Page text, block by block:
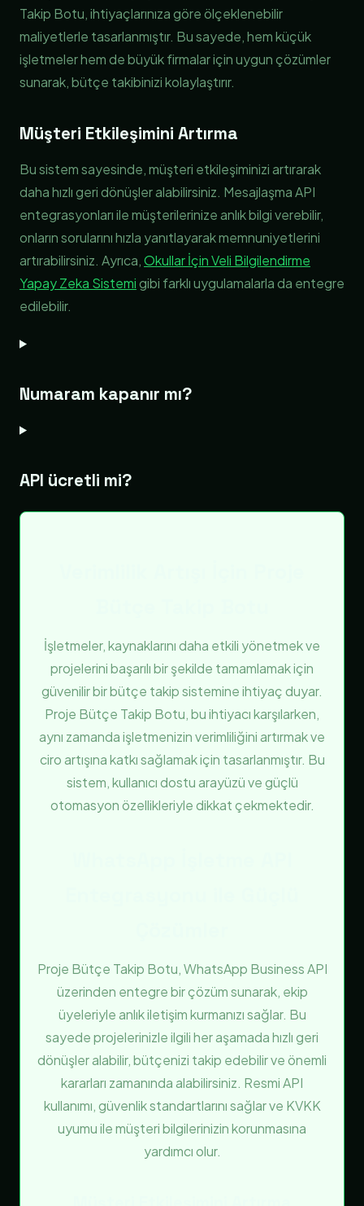
Takip Botu, ihtiyaçlarınıza göre ölçeklenebilir
maliyetlerle tasarlanmıştır. Bu sayede, hem küçük
işletmeler hem de büyük firmalar için uygun çözümler
sunarak, bütçe takibinizi kolaylaştırır.
Müşteri Etkileşimini Artırma
Bu sistem sayesinde, müşteri etkileşiminizi artırarak
daha hızlı geri dönüşler alabilirsiniz. Mesajlaşma API
entegrasyonları ile müşterilerinize anlık bilgi verebilir,
onların sorularını hızla yanıtlayarak memnuniyetlerini
artırabilirsiniz. Ayrıca,Okullar İçin Veli Bilgilendirme
Yapay Zeka Sistemigibi farklı uygulamalarla da entegre
edilebilir.
Numaram kapanır mı?
API ücretli mi?
İşletmeler, kaynaklarını daha etkili yönetmek ve
projelerini başarılı bir şekilde tamamlamak için
güvenilir bir bütçe takip sistemine ihtiyaç duyar.
Proje Bütçe Takip Botu, bu ihtiyacı karşılarken,
aynı zamanda işletmenizin verimliliğini artırmak ve
ciro artışına katkı sağlamak için tasarlanmıştır. Bu
sistem, kullanıcı dostu arayüzü ve güçlü
otomasyon özellikleriyle dikkat çekmektedir.
Proje Bütçe Takip Botu, WhatsApp Business API
üzerinden entegre bir çözüm sunarak, ekip
üyeleriyle anlık iletişim kurmanızı sağlar. Bu
sayede projelerinizle ilgili her aşamada hızlı geri
dönüşler alabilir, bütçenizi takip edebilir ve önemli
kararları zamanında alabilirsiniz. Resmi API
kullanımı, güvenlik standartlarını sağlar ve KVKK
uyumu ile müşteri bilgilerinizin korunmasına
yardımcı olur.